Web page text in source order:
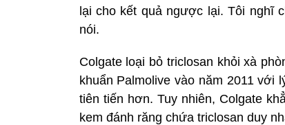
lại cho kết quả ngược lại. Tôi nghĩ
nói.
Colgate loại bỏ triclosan khỏi xà
khuẩn Palmolive vào năm 2011
tiên tiến hơn. Tuy nhiên, Colgate
kem đánh răng chứa triclosan duy